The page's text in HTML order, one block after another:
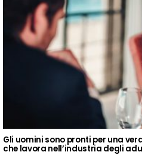
Gli uomini sono pronti per una
che lavora nell’industria degli